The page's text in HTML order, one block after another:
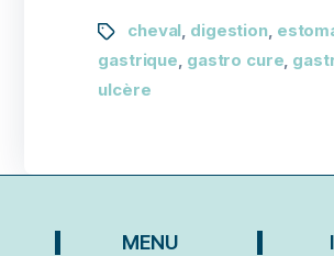
cheval digestion,
gastrique gastro cure
ulcère
MENU